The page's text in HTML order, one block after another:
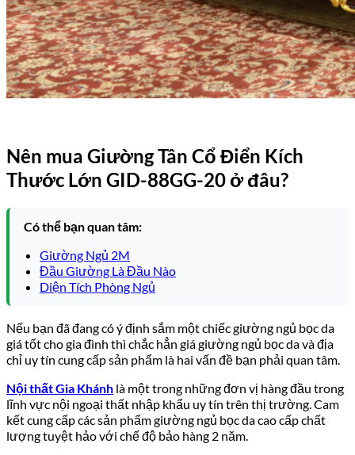
Nên mua Giường Tân Cổ Điển Kích
Thước Lớn GID-88GG-20 ở đâu?
Có thể bạn quan tâm:
Giường Ngủ 2M
Đầu Giường Là Đầu Nào
Diện Tích Phòng Ngủ
Nếu bạn đã đang có ý định sắm một chiếc giường ngủ bọc da
giá tốt cho gia đình thì chắc hẳn giá giường ngủ bọc da và địa
chỉ uy tín cung cấp sản phẩm là hai vấn đề bạn phải quan tâm.
Nội thất Gia Khánh là một trong những đơn vị hàng đầu trong
lĩnh vực nội ngoại thất nhập khẩu uy tín trên thị trường. Cam
kết cung cấp các sản phẩm giường ngủ bọc da cao cấp chất
lượng tuyệt hảo với chế độ bảo hàng 2 năm.